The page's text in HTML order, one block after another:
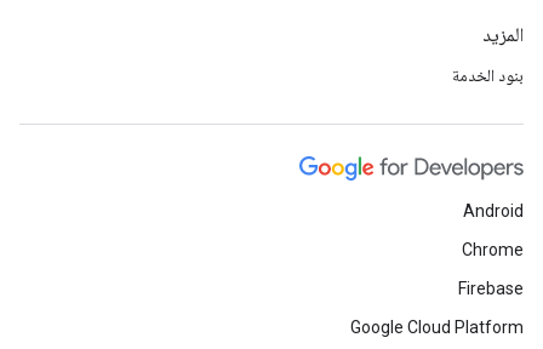
المزيد
بنود الخدمة
Android
Chrome
Firebase
Google Cloud Platform